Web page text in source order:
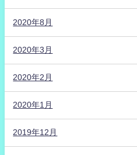
2020年8月
2020年3月
2020年2月
2020年1月
2019年12月